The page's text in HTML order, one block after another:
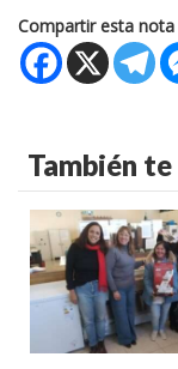
Compartir esta nota
También